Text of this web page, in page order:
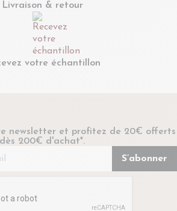
Livraison & retour
votre échantillon
newsletter et profitez de 20€ offerts
dès 200€ d'achat*.